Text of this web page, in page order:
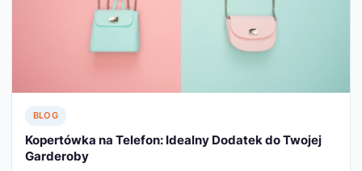
BLOG
Kopertówka na Telefon: Idealny Dodatek do Twojej
Garderoby